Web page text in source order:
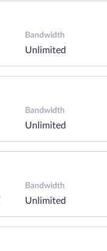
Bandwidth
Unlimited
Bandwidth
Unlimited
Bandwidth
Unlimited